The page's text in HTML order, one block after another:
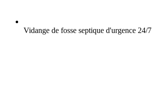
Vidange de fosse septique d'urgence 24/7